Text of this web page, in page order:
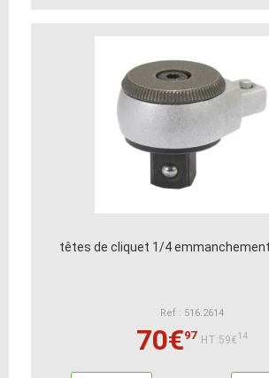
têtes de cliquet 1/4
Ref : 516.2614
70€97 HT:59€14